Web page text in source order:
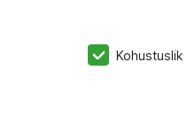
Kohustuslik